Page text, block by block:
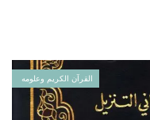
القرآن الكريم وعلومه